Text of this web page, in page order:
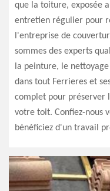
que la toiture, exposée
entretien régulier pour
l'entreprise de
sommes des experts
la peinture, le
dans tout Ferrieres et
complet pour préserver
votre toit. Confiez-nous
bénéficiez d'un travail